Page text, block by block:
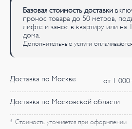
Базовая стоимость доставки
пронос товара до 50 метров,
лифте и занос в квартиру или на
дома.
Дополнительные услуги
Доставка по Москве от 1
Доставка по Московской области
* Стоимость уточняется при оформлении